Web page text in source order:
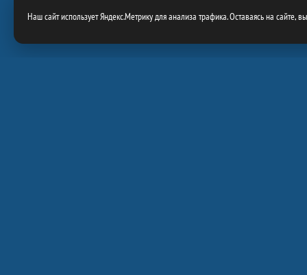
Наш сайт использует Яндекс.Метрику для анализа трафика. Оставаясь на сайте,